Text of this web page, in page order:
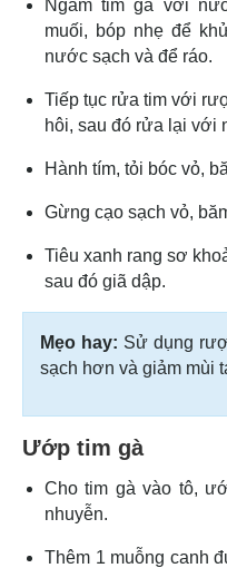
Ngâm tim gà với
muối, bóp nhẹ để
nước sạch và để ráo.
Tiếp tục rửa tim với
hôi, sau đó rửa lại với
Hành tím, tỏi bóc vỏ,
Gừng cạo sạch vỏ,
Tiêu xanh rang sơ
sau đó giã dập.
Mẹo hay: Sử dụng
sạch hơn và giảm mùi
Ướp tim gà
Cho tim gà vào tô,
nhuyễn.
Thêm 1 muỗng canh